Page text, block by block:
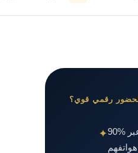
لحضور رقمي قوي؟
✦90% من عملاء الإمارات يبحثون عن الخدمات عبر
هواتفهم